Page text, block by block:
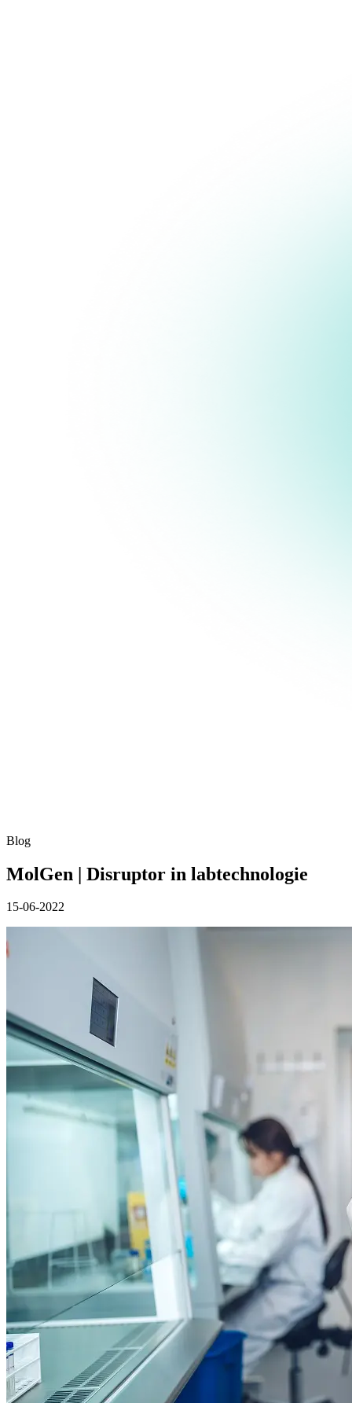
Blog
MolGen | Disruptor in labtechnologie
15-06-2022